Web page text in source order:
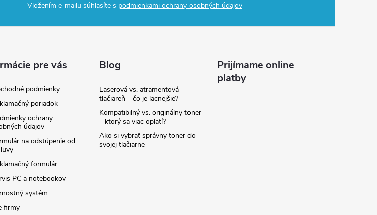
Vložením e-mailu súhlasíte s podmienkami ochrany osobných údajov
pre vás
podmienky
poriadok
ochrany
údajov
na odstúpenie od
formulár
PC a notebookov
systém
firmy
Blog
Laserová vs. atramentová
tlačiareň – čo je lacnejšie?
Kompatibilný vs. originálny toner
– ktorý sa viac oplatí?
Ako si vybrať správny toner do
svojej tlačiarne
Prijímame online
platby